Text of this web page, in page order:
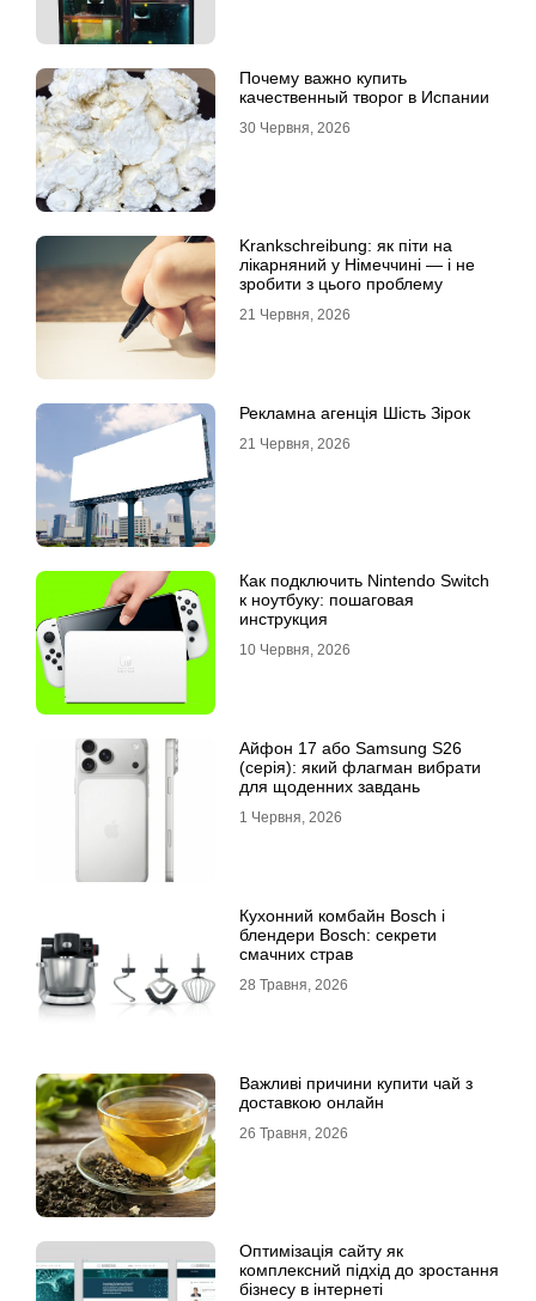
Почему важно купить
качественный творог в Испании
30 Червня, 2026
Krankschreibung: як піти на
лікарняний у Німеччині — і не
зробити з цього проблему
21 Червня, 2026
Рекламна агенція Шість Зірок
21 Червня, 2026
Как подключить Nintendo Switch
к ноутбуку: пошаговая
инструкция
10 Червня, 2026
Айфон 17 або Samsung S26
(серія): який флагман вибрати
для щоденних завдань
1 Червня, 2026
Кухонний комбайн Bosch і
блендери Bosch: секрети
смачних страв
28 Травня, 2026
Важливі причини купити чай з
доставкою онлайн
26 Травня, 2026
Оптимізація сайту як
комплексний підхід до зростання
бізнесу в інтернеті